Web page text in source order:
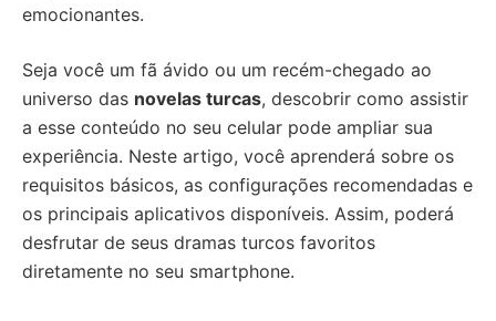
emocionantes.
Seja você um fã ávido ou um recém-chegado ao
universo das novelas turcas, descobrir como assistir
a esse conteúdo no seu celular pode ampliar sua
experiência. Neste artigo, você aprenderá sobre os
requisitos básicos, as configurações recomendadas e
os principais aplicativos disponíveis. Assim, poderá
desfrutar de seus dramas turcos favoritos
diretamente no seu smartphone.